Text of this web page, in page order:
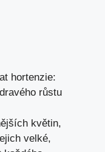
hortenzie:
růstu
květin,
velké,